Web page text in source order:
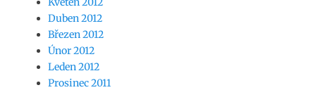
Duben 2012
Březen 2012
Únor 2012
Leden 2012
Prosinec 2011